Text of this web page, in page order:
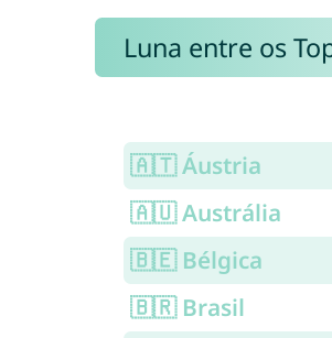
Luna entre os
🇦🇹 Áustria
🇦🇺 Austrália
🇧🇪 Bélgica
🇧🇷 Brasil